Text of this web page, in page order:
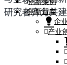
创新智库
企
产业
研究者齐力共